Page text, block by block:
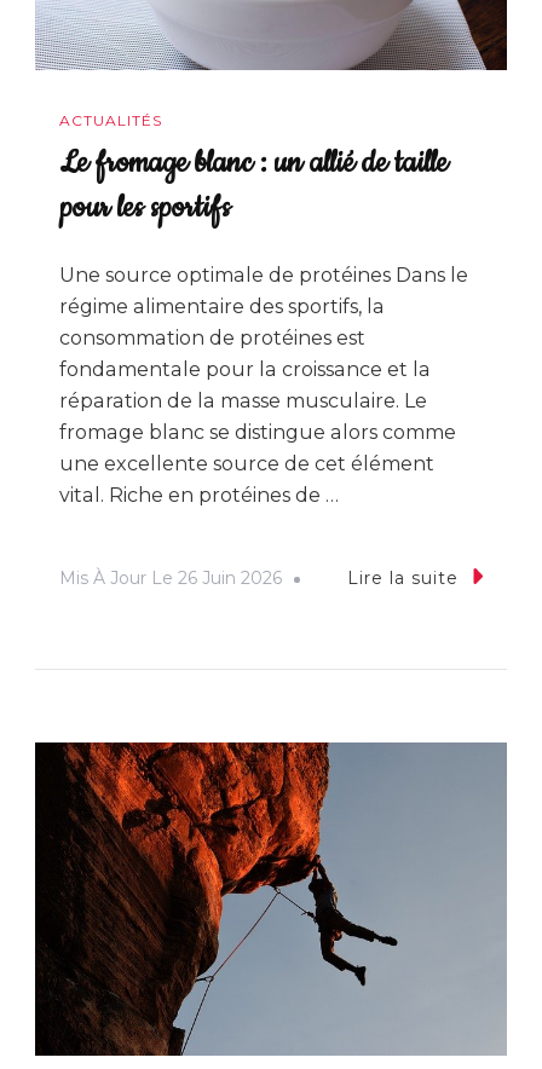
ACTUALITÉS
Le fromage blanc : un allié de taille
pour les sportifs
Une source optimale de protéines Dans le
régime alimentaire des sportifs, la
consommation de protéines est
fondamentale pour la croissance et la
réparation de la masse musculaire. Le
fromage blanc se distingue alors comme
une excellente source de cet élément
vital. Riche en protéines de …
Mis À Jour Le 26 Juin 2026 Lire la suite